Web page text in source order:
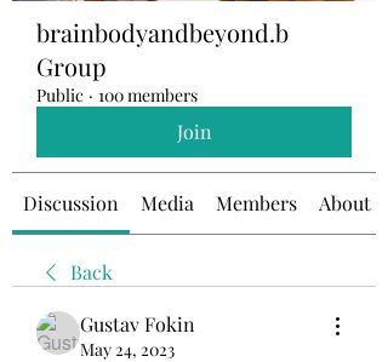
brainbodyandbeyond.b
Group
Public · 100 members
Join
Discussion Media Members About
Back
Gustav Fokin
May 24, 2023